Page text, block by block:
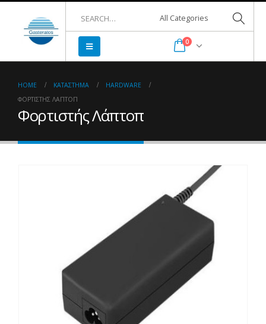
0
HOME ΚΑΤΆΣΤΗΜΑ
HARDWARE
ΦΟΡΤΙΣΤΉΣ ΛΆΠΤΟΠ
Φορτιστής Λάπτοπ